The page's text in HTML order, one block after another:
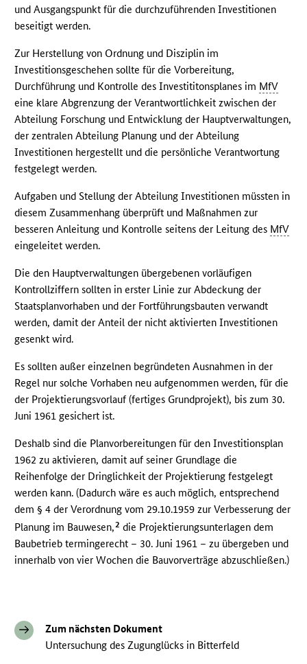
und Ausgangspunkt für die durchzuführenden Investitionen
beseitigt werden.
Zur Herstellung von Ordnung und Disziplin im
Investitionsgeschehen sollte für die Vorbereitung,
Durchführung und Kontrolle des Investititonsplanes im MfV
eine klare Abgrenzung der Verantwortlichkeit zwischen der
Abteilung Forschung und Entwicklung der Hauptverwaltungen,
der zentralen Abteilung Planung und der Abteilung
Investitionen hergestellt und die persönliche Verantwortung
festgelegt werden.
Aufgaben und Stellung der Abteilung Investitionen müssten in
diesem Zusammenhang überprüft und Maßnahmen zur
besseren Anleitung und Kontrolle seitens der Leitung des MfV
eingeleitet werden.
Die den Hauptverwaltungen übergebenen vorläufigen
Kontrollziffern sollten in erster Linie zur Abdeckung der
Staatsplanvorhaben und der Fortführungsbauten verwandt
werden, damit der Anteil der nicht aktivierten Investitionen
gesenkt wird.
Es sollten außer einzelnen begründeten Ausnahmen in der
Regel nur solche Vorhaben neu aufgenommen werden, für die
der Projektierungsvorlauf (fertiges Grundprojekt), bis zum 30.
Juni 1961 gesichert ist.
Deshalb sind die Planvorbereitungen für den Investitionsplan
1962 zu aktivieren, damit auf seiner Grundlage die
Reihenfolge der Dringlichkeit der Projektierung festgelegt
werden kann. (Dadurch wäre es auch möglich, entsprechend
dem § 4 der Verordnung vom 29.10.1959 zur Verbesserung der
Planung im Bauwesen,2 die Projektierungsunterlagen dem
Baubetrieb termingerecht – 30. Juni 1961 – zu übergeben und
innerhalb von vier Wochen die Bauvorverträge abzuschließen.)
Zum nächsten Dokument
Untersuchung des Zugunglücks in Bitterfeld